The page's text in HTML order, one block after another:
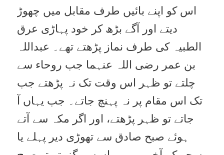
اس کو اپنے بائیں طرف مقابل میں چھوڑ
دیتے اور آگے بڑھ کر خود پہاڑی عرق
الطبیہ کی طرف نماز پڑھتے تھے۔ عبداللہ
بن عمر رضی اللہ عنہما جب روحاء سے
چلتے تو ظہر اس وقت تک نہ پڑھتے جب
تک اس مقام پر نہ پہنچ جاتے۔ جب یہاں آ
جاتے تو ظہر پڑھتے، اور اگر مکہ سے آتے
ہوئے صبح صادق سے تھوڑی دیر پہلے یا